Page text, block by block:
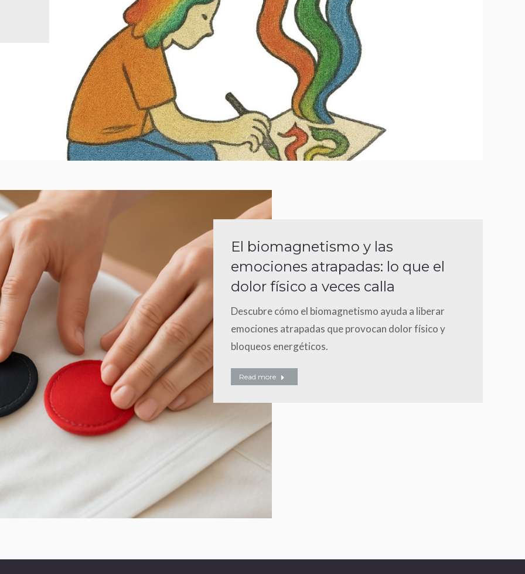
El biomagnetismo y las
emociones atrapadas: lo que el
dolor físico a veces calla
Descubre cómo el biomagnetismo ayuda a liberar
emociones atrapadas que provocan dolor físico y
bloqueos energéticos.
Read more